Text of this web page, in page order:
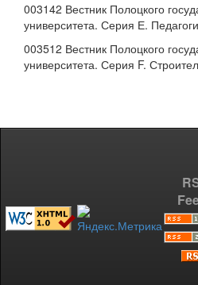
003142 Вестник Полоцкого
университета. Серия Е.
003512 Вестник Полоцкого
университета. Серия F.